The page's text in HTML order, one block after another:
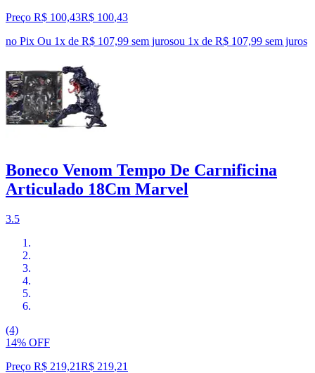
Preço R$ 100,43R$ 100,43
no Pix Ou 1x de R$ 107,99 sem jurosou 1x de R$ 107,99 sem juros
Boneco Venom Tempo De Carnificina
Articulado 18Cm Marvel
3.5
(4)
14% OFF
Preço R$ 219,21R$ 219,21